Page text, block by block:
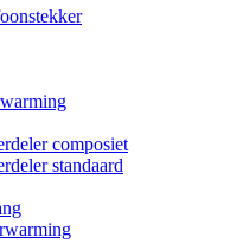
composiet
standaard